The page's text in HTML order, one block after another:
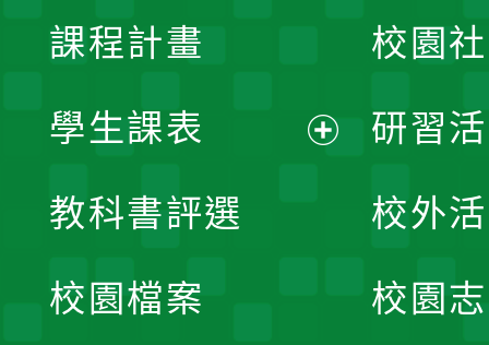
課程計畫
學生課表
教科書評選
校園檔案
校園
研習
校外
校園